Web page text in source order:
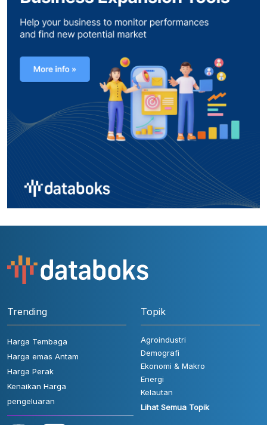
Trending
Harga Tembaga
Harga emas Antam
Harga Perak
Kenaikan Harga
pengeluaran
Topik
Agroindustri
Demografi
Ekonomi & Makro
Energi
Kelautan
Lihat Semua Topik